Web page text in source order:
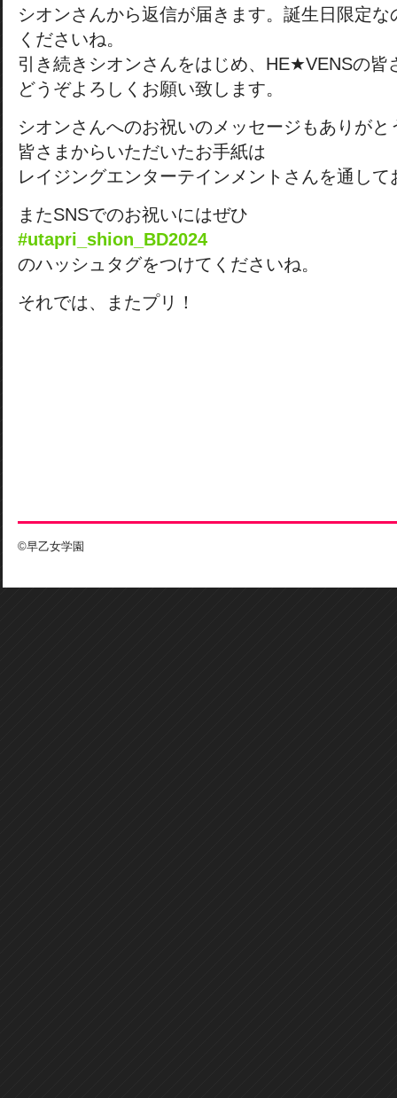
シオンさんから返信が届きます。誕生日限定
くださいね。
引き続きシオンさんをはじめ、HE★VENSの皆
どうぞよろしくお願い致します。
シオンさんへのお祝いのメッセージもありがと
皆さまからいただいたお手紙は
レイジングエンターテインメントさんを通して
またSNSでのお祝いにはぜひ
#utapri_shion_BD2024
のハッシュタグをつけてくださいね。
それでは、またプリ！
©早乙女学園